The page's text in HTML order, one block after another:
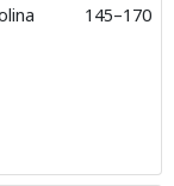
145–170